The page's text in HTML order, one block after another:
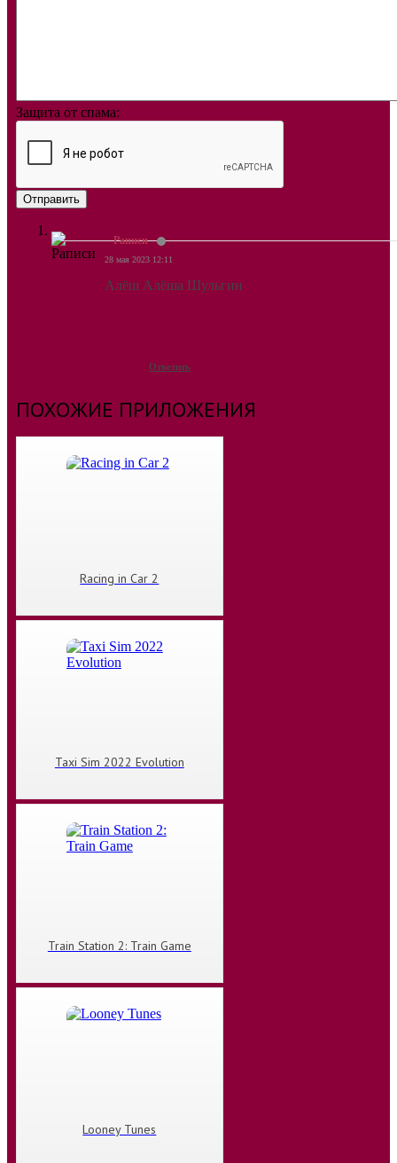
Защита от спама:
Отправить
Раписи
28 мая 2023 12:11
Алёш Алёша Шульгин
Ответить
ПОХОЖИЕ ПРИЛОЖЕНИЯ
Racing in Car 2
Taxi Sim 2022 Evolution
Train Station 2: Train Game
Looney Tunes